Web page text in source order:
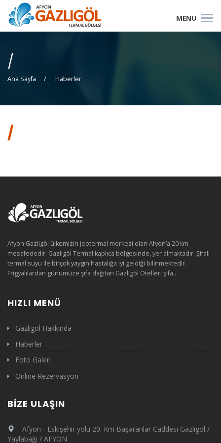
/
Ana Sayfa Haberler
/
Afyon Gazligöl ülkemizin jeotermal merkezi olan Afyon’a 20 km
mesafededir. Gazlıgöl Termal kaplıca bölgesinde, yer almaktadır. Şifalı
termal suyu ile birçok yaygın hastalığa iyi geldiği bilinmektedir.
Frigyalılardan günümüze şifa dağıtan Gazlıgöl Otelleri şifa...
HIZLI MENÜ
Gazlıgöl Hakkında
Haberler
Foto Galeri
Online Rezervasyon
BIZE ULAŞIN
Afyon - Eskişehir yolu 20. Km Başaranlar Caddesi Gazlıgöl /
Yaylabağı / AFYON